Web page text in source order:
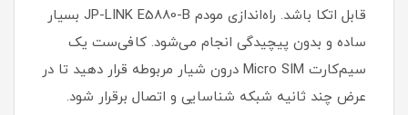
قابل اتکا باشد. راه‌اندازی مودم JP-LINK E5880-B بسیار
ساده و بدون پیچیدگی انجام می‌شود. کافی‌ست یک
سیم‌کارت Micro SIM درون شیار مربوطه قرار دهید تا در
عرض چند ثانیه شبکه شناسایی و اتصال برقرار شود.